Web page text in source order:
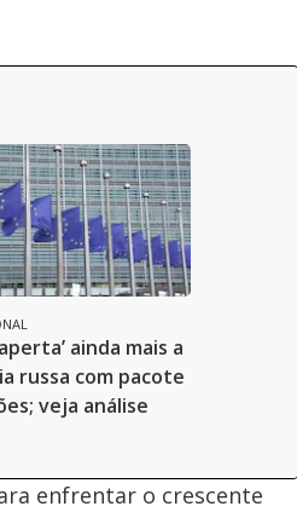
ainda mais a
russa com pacote
veja análise
enfrentar o crescente